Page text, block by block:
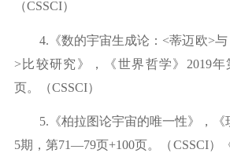
（CSSCI）
4.《数的宇宙生成论：<蒂迈欧>与
> 比较研究》，《世界哲学》 2019
页。（CSSCI）
5.《柏拉图论宇宙的唯一性》，《
5期，第71—79页+100页。（CSSCI）